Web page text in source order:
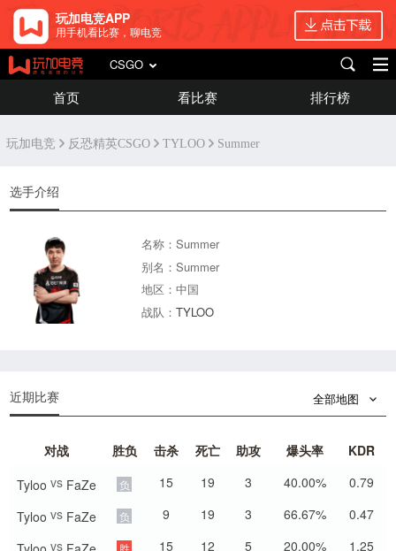
玩加电竞APP
用手机看比赛，聊电竞
CSGO
首页 看比赛 排行榜
玩加电竞 反恐精英CSGO TYLOO Summer
选手介绍
名称：Summer
别名：Summer
地区：中国
战队：TYLOO
近期比赛 全部地图
对战 胜负 击杀 死亡 助攻 爆头率
KDR
Tyloo vs FaZe 负 15 19 3 40.00%
0.79
Tyloo vs FaZe 负 9 19 3 66.67%
0.47
vs 胜 15 12 5 20.00%
1.25